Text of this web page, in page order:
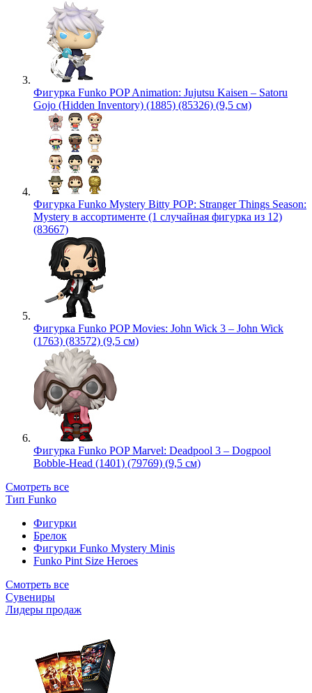
Фигурка Funko POP Animation: Jujutsu Kaisen – Satoru
Gojo (Hidden Inventory) (1885) (85326) (9,5 см)
Фигурка Funko Mystery Bitty POP: Stranger Things Season:
Mystery в ассортименте (1 случайная фигурка из 12)
(83667)
Фигурка Funko POP Movies: John Wick 3 – John Wick
(1763) (83572) (9,5 см)
Фигурка Funko POP Marvel: Deadpool 3 – Dogpool
Bobble-Head (1401) (79769) (9,5 см)
Смотреть все
Тип Funko
Фигурки
Брелок
Фигурки Funko Mystery Minis
Funko Pint Size Heroes
Смотреть все
Сувениры
Лидеры продаж